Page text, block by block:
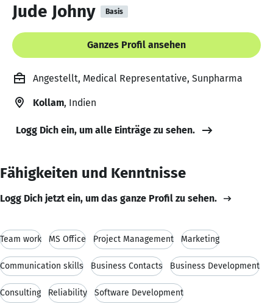
Jude Johny Basis
Ganzes Profil ansehen
Angestellt, Medical Representative, Sunpharma
Kollam, Indien
Logg Dich ein, um alle Einträge zu sehen.
Fähigkeiten und Kenntnisse
Logg Dich jetzt ein, um das ganze Profil zu sehen.
Team work MS Office Project Management Marketing
Communication skills Business Contacts Business Development
Consulting Reliability Software Development